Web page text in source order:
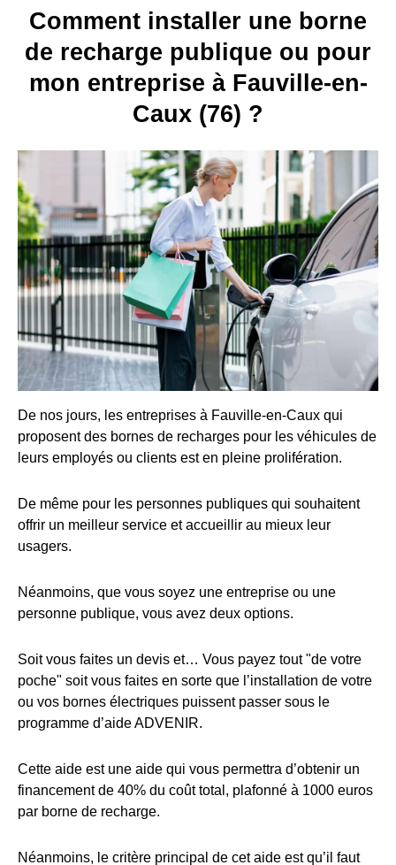
Comment installer une borne
de recharge publique ou pour
mon entreprise à Fauville-en-
Caux (76) ?
De nos jours, les entreprises à Fauville-en-Caux qui
proposent des bornes de recharges pour les véhicules de
leurs employés ou clients est en pleine prolifération.
De même pour les personnes publiques qui souhaitent
offrir un meilleur service et accueillir au mieux leur
usagers.
Néanmoins, que vous soyez une entreprise ou une
personne publique, vous avez deux options.
Soit vous faites un devis et… Vous payez tout "de votre
poche" soit vous faites en sorte que l’installation de votre
ou vos bornes électriques puissent passer sous le
programme d’aide ADVENIR.
Cette aide est une aide qui vous permettra d’obtenir un
financement de 40% du coût total, plafonné à 1000 euros
par borne de recharge.
Néanmoins, le critère principal de cet aide est qu’il faut